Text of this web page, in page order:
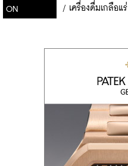
ON
/ เครื่องดื่มเกลือแร่